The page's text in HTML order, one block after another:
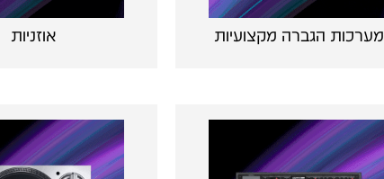
מערכות הגברה מקצועיות אוזניות